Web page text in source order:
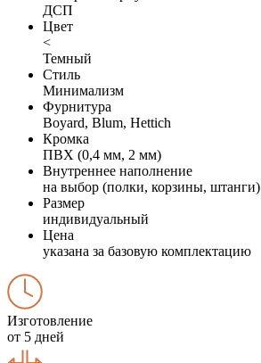
ДСП
Цвет
<
Темный
Стиль
Минимализм
Фурнитура
Boyard, Blum, Hettich
Кромка
ПВХ (0,4 мм, 2 мм)
Внутреннее наполнение
на выбор (полки, корзины, штанги)
Размер
индивидуальный
Цена
указана за базовую комплектацию
Изготовление
от 5 дней